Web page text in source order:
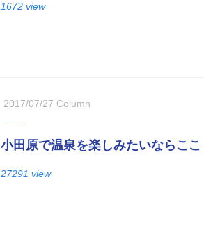
1672 view
2017/07/27 Column
小田原で温泉を楽しみたいならこ
27291 view